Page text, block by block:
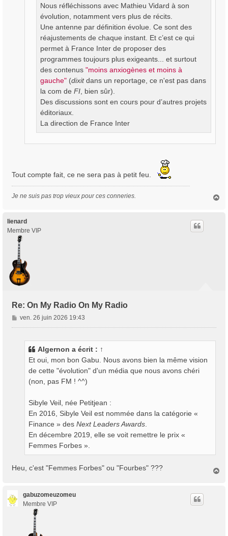
Nous réfléchissons avec Mathieu Vidard à son
évolution, notamment vers plus de récits.
Une antenne par définition évolue. Ce sont des
réajustements de chaque instant. Et c’est ce qui
permet à France Inter de proposer des
programmes toujours plus exigeants... et surtout
des contenus "moins anxiogènes et moins à
gauche" (dixitdans un reportage, ce n'est pas dans
la com de FI , bien sûr).
Des discussions sont en cours pour d’autres projets
éditoriaux.
La direction de France Inter
Tout compte fait, ce ne sera pas à petit feu.
Je ne suis pas trop vieux pour ces conneries.
lienard
Membre VIP
Re: On My Radio On My Radio
M
e
ven. 26 juin 2026 19:43
Algernon a écrit : ↑
Et oui, mon bon Gabu. Nous avons bien la même vision
de cette "évolution" d'un média que nous avons chéri
(non, pas FM ! ^^)
Sibyle Veil, née Petitjean :
En 2016, Sibyle Veil est nommée dans la catégorie «
Finance » des Next Leaders Awards
En décembre 2019, elle se voit remettre le prix «
Femmes Forbes ».
Heu, c'est "Femmes Forbes" ou "Fourbes" ???
gabuzomeuzomeu
Membre VIP